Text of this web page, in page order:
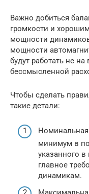
Важно добиться
громкости и
мощности
мощности
будут работать не
бессмысленной
Чтобы сделать
такие детали:
минимум в
указанного в
главное
динамикам.